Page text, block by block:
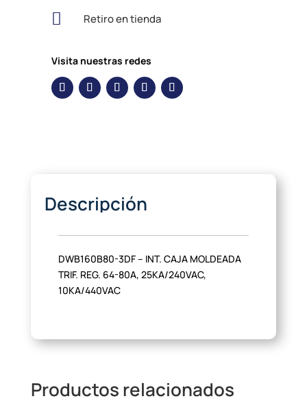
 Retiro en tienda
Visita nuestras redes
Descripción
DWB160B80-3DF – INT. CAJA MOLDEADA
TRIF. REG. 64-80A, 25KA/240VAC,
10KA/440VAC
Productos relacionados